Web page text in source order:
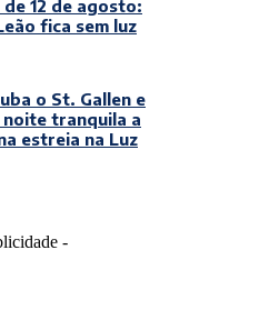
12 de agosto:
fica sem luz
o St. Gallen e
noite tranquila a
estreia na Luz
-